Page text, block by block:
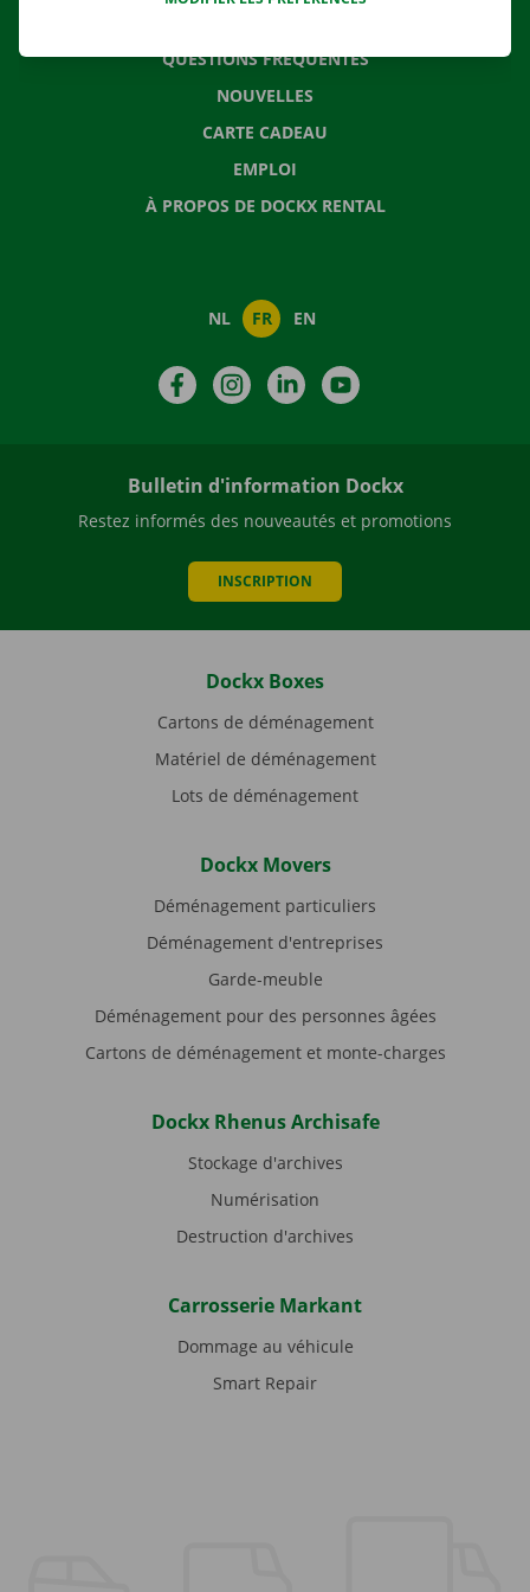
QUESTIONS FRÉQUENTES
NOUVELLES
CARTE CADEAU
EMPLOI
À PROPOS DE DOCKX RENTAL
NL FR EN
FacebookInstagramLinkedIn
Bulletin d'information Dockx
Restez informés des nouveautés et promotions
INSCRIPTION
Dockx Boxes
Cartons de déménagement
Matériel de déménagement
Lots de déménagement
Dockx Movers
Déménagement particuliers
Déménagement d'entreprises
Garde-meuble
Déménagement pour des personnes âgées
Cartons de déménagement et monte-charges
Dockx Rhenus Archisafe
Stockage d'archives
Numérisation
Destruction d'archives
Carrosserie Markant
Dommage au véhicule
Smart Repair